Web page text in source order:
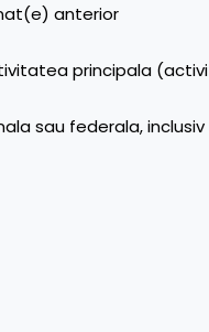
anterior
principala
sau federala, inclusiv